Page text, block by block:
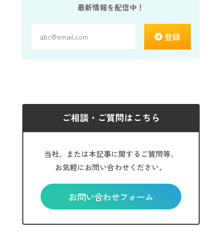
最新情報を配信中！
登録
ご相談・ご質問はこちら
当社、または本記事に関するご質問等、
お気軽にお問い合わせください。
お問い合わせフォーム